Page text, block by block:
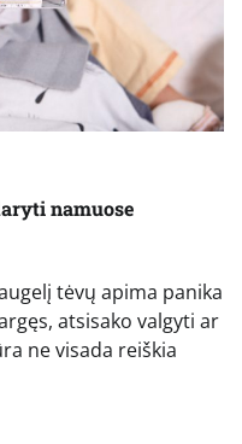
namuose
tėvų apima panika
atsisako valgyti ar
ne visada reiškia